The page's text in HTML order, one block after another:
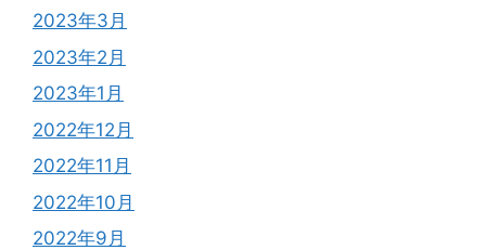
2023年3月
2023年2月
2023年1月
2022年12月
2022年11月
2022年10月
2022年9月